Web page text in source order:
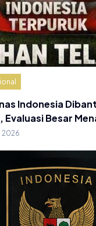
Indonesia
Evaluasi Besar
2026